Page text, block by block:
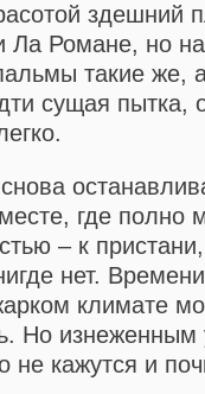
здешний
Ла Романе, но
такие же,
сущая пытка,
где полно
– к
нет.
климате
Но изнеженным
не кажутся и